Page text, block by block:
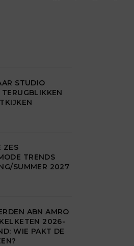
STUDIO
ZES
TRENDS
SUMMER 2027
ABN AMRO
2026-
WIE PAKT DE